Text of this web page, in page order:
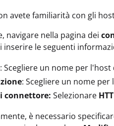
avete familiarità con gli
navigare nella pagina dei
inserire le seguenti
: Scegliere un nome per
: Scegliere un nome
connettore: Selezionare
è necessario